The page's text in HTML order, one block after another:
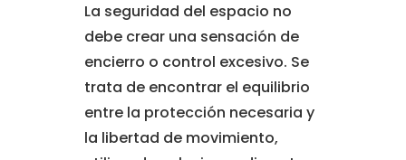
La seguridad del espacio no
debe crear una sensación de
encierro o control excesivo. Se
trata de encontrar el equilibrio
entre la protección necesaria y
la libertad de movimiento,